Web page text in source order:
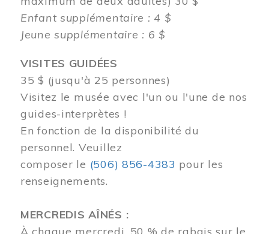
Enfant supplémentaire : 4 $
Jeune supplémentaire : 6 $
VISITES GUIDÉES
35 $ (jusqu'à 25 personnes)
Visitez le musée avec l'un ou l'une de nos
guides-interprètes !
En fonction de la disponibilité du
personnel. Veuillez
composer le (506) 856-4383 pour les
renseignements.
MERCREDIS AÎNÉS :